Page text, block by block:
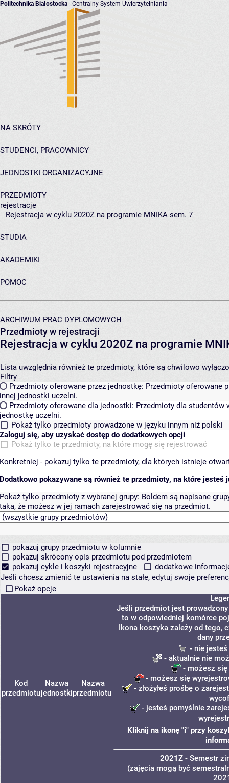
Politechnika Białostocka - Centralny System Uwierzytelniania
NA SKRÓTY
STUDENCI, PRACOWNICY
JEDNOSTKI ORGANIZACYJNE
PRZEDMIOTY
rejestracje
Rejestracja w cyklu 2020Z na programie MNIKA sem. 7
STUDIA
AKADEMIKI
POMOC
ARCHIWUM PRAC DYPLOMOWYCH
Przedmioty w rejestracji
Rejestracja w cyklu 2020Z na programie
Lista uwzględnia również te przedmioty, które są chwilowo
Filtry
Przedmioty oferowane przez jednostkę: Przedmioty oferowane
innej jednostki uczelni.
Przedmioty oferowane dla jednostki: Przedmioty dla studentów
jednostkę uczelni.
Pokaż tylko przedmioty prowadzone w języku innym niż polski
Zaloguj się, aby uzyskać dostęp do dodatkowych opcji
Pokaż tylko te przedmioty, na które mogę się rejestrować
Konkretniej - pokazuj tylko te przedmioty, dla których istnieje
Dodatkowo pokazywane są również te przedmioty, na które jesteś
Pokaż tylko przedmioty z wybranej grupy: Boldem są napisane
taka, że możesz w jej ramach zarejestrować się na przedmiot.
pokazuj grupy przedmiotu w kolumnie
pokazuj skrócony opis przedmiotu pod przedmiotem
pokazuj cykle i koszyki rejestracyjne
dodatkowe
Jeśli chcesz zmienić te ustawienia na stałe, edytuj swoje
Pokaż opcje
Kod
przedmiotu
Nazwa
jednostki
Nazwa
przedmiotu
Jeśli przedmiot jest
to w odpowiedniej komórce
Ikona koszyka zależy od tego,
dany
- nie
- aktualnie nie
- możesz się
- możesz się
- złożyłeś prośbę o
- jesteś pomyślnie
Kliknij na ikonę "i" przy
2021Z - Semestr
(zajęcia mogą być